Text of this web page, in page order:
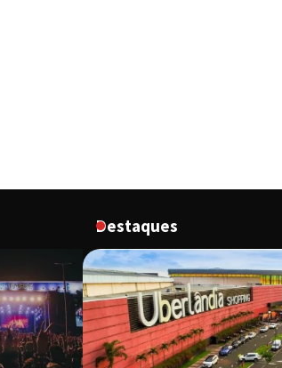
Destaques